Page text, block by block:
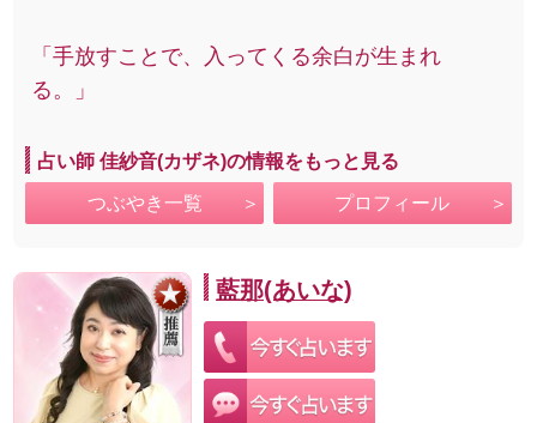
「手放すことで、入ってくる余白が生まれ
る。」
占い師 佳紗音(カザネ)の情報をもっと見る
つぶやき一覧 プロフィール
藍那(あいな)